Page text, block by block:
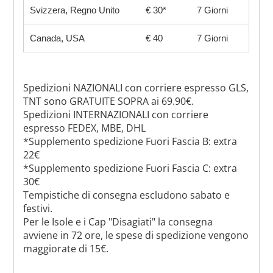
Svizzera, Regno Unito € 30* 7 Giorni
Canada, USA € 40 7 Giorni
Spedizioni NAZIONALI con corriere espresso GLS,
TNT sono GRATUITE SOPRA ai 69.90€.
Spedizioni INTERNAZIONALI con corriere
espresso FEDEX, MBE, DHL
*Supplemento spedizione Fuori Fascia B: extra
22€
*Supplemento spedizione Fuori Fascia C: extra
30€
Tempistiche di consegna escludono sabato e
festivi.
Per le Isole e i Cap "Disagiati" la consegna
avviene in 72 ore, le spese di spedizione vengono
maggiorate di 15€.